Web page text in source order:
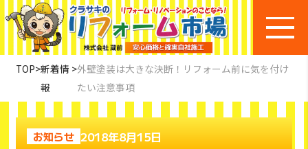
TOP>新着情
報
>外壁塗装は大きな決断！リフォーム前に気を付け
たい注意事項
お知らせ 2018年8月15日